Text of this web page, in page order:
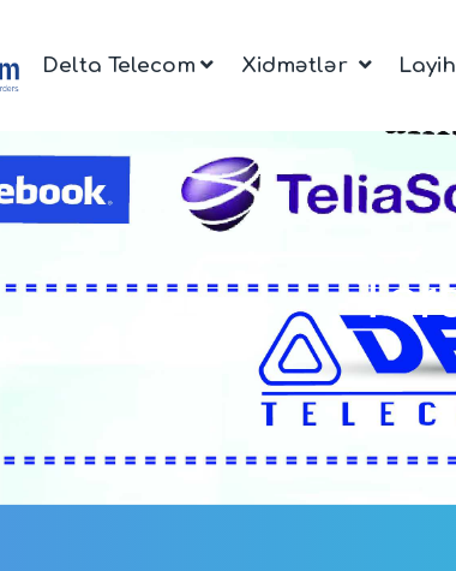
Delta Telecom Xidmətlər